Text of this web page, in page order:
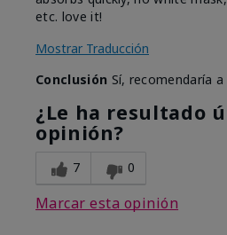
etc. love it!
Mostrar Traducción
Conclusión Sí, recomendaría
¿Le ha resultado
opinión?
7 0
Marcar esta opinión